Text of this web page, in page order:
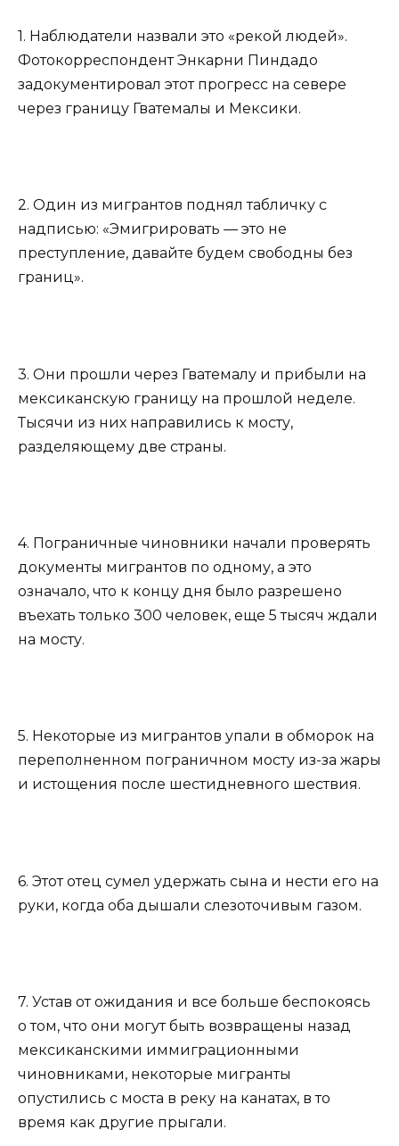
1. Наблюдатели назвали это «рекой людей».
Фотокорреспондент Энкарни Пиндадо
задокументировал этот прогресс на севере
через границу Гватемалы и Мексики.
2. Один из мигрантов поднял табличку с
надписью: «Эмигрировать — это не
преступление, давайте будем свободны без
границ».
3. Они прошли через Гватемалу и прибыли на
мексиканскую границу на прошлой неделе.
Тысячи из них направились к мосту,
разделяющему две страны.
4. Пограничные чиновники начали проверять
документы мигрантов по одному, а это
означало, что к концу дня было разрешено
въехать только 300 человек, еще 5 тысяч ждали
на мосту.
5. Некоторые из мигрантов упали в обморок на
переполненном пограничном мосту из-за жары
и истощения после шестидневного шествия.
6. Этот отец сумел удержать сына и нести его на
руки, когда оба дышали слезоточивым газом.
7. Устав от ожидания и все больше беспокоясь
о том, что они могут быть возвращены назад
мексиканскими иммиграционными
чиновниками, некоторые мигранты
опустились с моста в реку на канатах, в то
время как другие прыгали.